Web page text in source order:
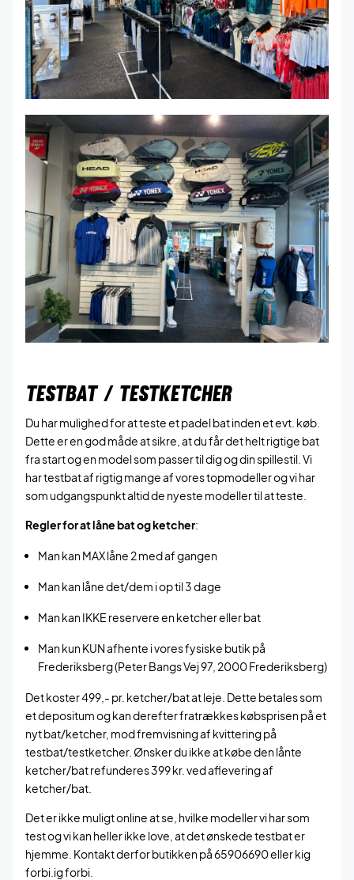
TESTBAT / TESTKETCHER
Du har mulighed for at teste et padel bat inden et evt. køb.
Dette er en god måde at sikre, at du får det helt rigtige bat
fra start og en model som passer til dig og din spillestil. Vi
har testbat af rigtig mange af vores topmodeller og vi har
som udgangspunkt altid de nyeste modeller til at teste.
Regler for at låne bat og ketcher:
Man kan MAX låne 2 med af gangen
Man kan låne det/dem i op til 3 dage
Man kan IKKE reservere en ketcher eller bat
Man kun KUN afhente i vores fysiske butik på
Frederiksberg (Peter Bangs Vej 97, 2000 Frederiksberg)
Det koster 499,- pr. ketcher/bat at leje. Dette betales som
et depositum og kan derefter fratrækkes købsprisen på et
nyt bat/ketcher, mod fremvisning af kvittering på
testbat/testketcher. Ønsker du ikke at købe den lånte
ketcher/bat refunderes 399 kr. ved aflevering af
ketcher/bat.
Det er ikke muligt online at se, hvilke modeller vi har som
test og vi kan heller ikke love, at det ønskede testbat er
hjemme. Kontakt derfor butikken på 65906690 eller kig
forbi.ig forbi.